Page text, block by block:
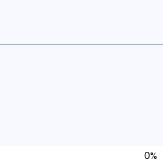
0%